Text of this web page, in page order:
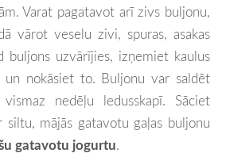
Varat pagatavot arī zivs buljonu,
vārot veselu zivi, spuras, asakas
buljons uzvārījies, izņemiet kaulus
nokāsiet to. Buljonu var saldēt
nedēļu ledusskapī. Sāciet
siltu, mājās gatavotu gaļas buljonu
gatavotu jogurtu.